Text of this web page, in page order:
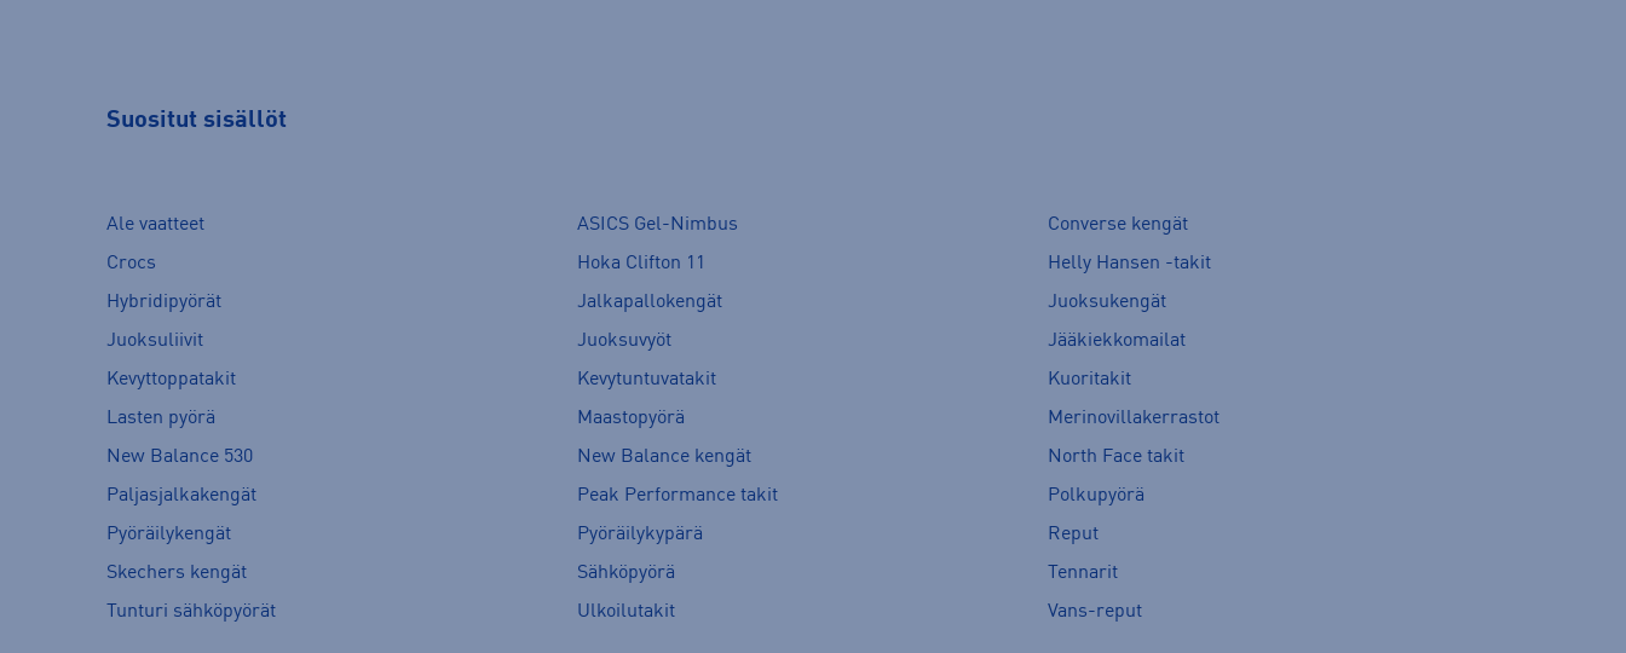
Suositut sisällöt
Ale vaatteet ASICS Gel-Nimbus
Converse kengät
Crocs
Hoka Clifton 11
Helly Hansen -takit
Hybridipyörät
Jalkapallokengät
Juoksukengät
Juoksuliivit
Juoksuvyöt
Jääkiekkomailat
Kevyttoppatakit
Kevytuntuvatakit
Kuoritakit
Lasten pyörä
Maastopyörä
Merinovillakerrastot
New Balance 530
New Balance kengät
North Face takit
Paljasjalkakengät
Peak Performance takit
Polkupyörä
Pyöräilykengät
Pyöräilykypärä
Reput
Skechers kengät
Sähköpyörä
Tennarit
Tunturi sähköpyörät
Ulkoilutakit Vans-reput